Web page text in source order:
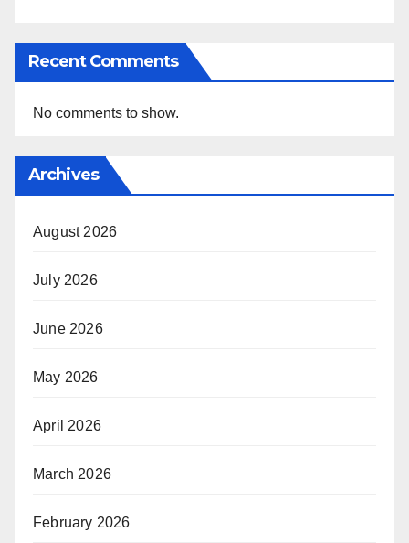
Recent Comments
No comments to show.
Archives
August 2026
July 2026
June 2026
May 2026
April 2026
March 2026
February 2026